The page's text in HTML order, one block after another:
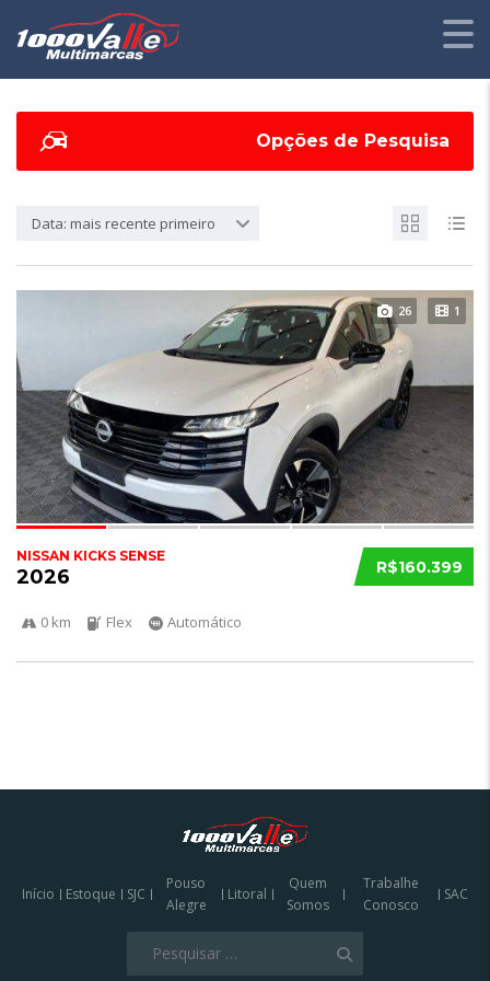
Opções de Pesquisa
Data: mais recente primeiro
26 1
R$160.399
NISSAN KICKS SENSE
2026
0 km Flex Automático
Início Estoque SJC
Pouso
Alegre
Litoral
Quem
Somos
Trabalhe
Conosco
SAC